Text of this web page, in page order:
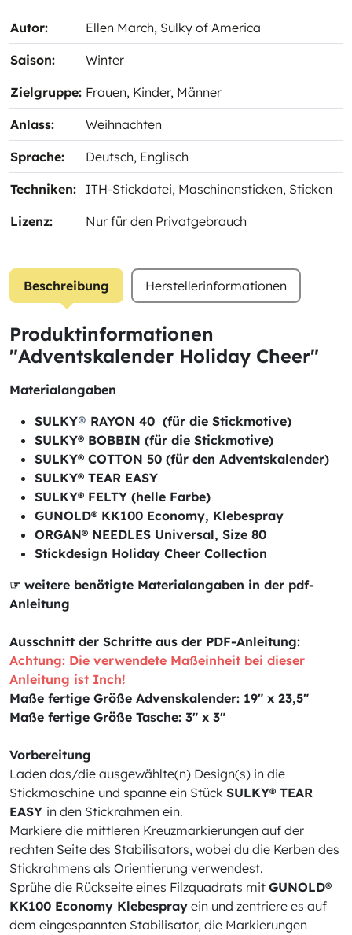
Autor: Ellen March, Sulky of America
Saison: Winter
Zielgruppe: Frauen, Kinder, Männer
Anlass: Weihnachten
Sprache: Deutsch, Englisch
Techniken: ITH-Stickdatei, Maschinensticken, Sticken
Lizenz: Nur für den Privatgebrauch
Beschreibung Herstellerinformationen
Produktinformationen
"Adventskalender Holiday Cheer"
Materialangaben
SULKY® RAYON 40 (für die Stickmotive)
SULKY® BOBBIN (für die Stickmotive)
SULKY® COTTON 50 (für den Adventskalender)
SULKY® TEAR EASY
SULKY® FELTY (helle Farbe)
GUNOLD® KK100 Economy, Klebespray
ORGAN® NEEDLES Universal, Size 80
Stickdesign Holiday Cheer Collection
☞ weitere benötigte Materialangaben in der pdf-
Anleitung
Ausschnitt der Schritte aus der PDF-Anleitung:
Achtung: Die verwendete Maßeinheit bei dieser
Anleitung ist Inch!
Maße fertige Größe Advenskalender: 19" x 23,5"
Maße fertige Größe Tasche: 3" x 3"
Vorbereitung
Laden das/die ausgewählte(n) Design(s) in die
Stickmaschine und spanne ein Stück SULKY® TEAR
EASY in den Stickrahmen ein.
Markiere die mittleren Kreuzmarkierungen auf der
rechten Seite des Stabilisators, wobei du die Kerben des
Stickrahmens als Orientierung verwendest.
Sprühe die Rückseite eines Filzquadrats mit GUNOLD®
KK100 Economy Klebespray ein und zentriere es auf
dem eingespannten Stabilisator, die Markierungen